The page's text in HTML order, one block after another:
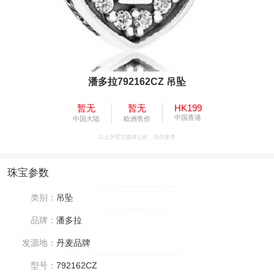
潘多拉792162CZ 吊坠
暂无
中国大陆
暂无
欧洲售价
HK199
中国香港
以上为官方媒体公价，仅供参考
珠宝参数
类别： 吊坠
品牌： 潘多拉
发源地： 丹麦品牌
型号： 792162CZ